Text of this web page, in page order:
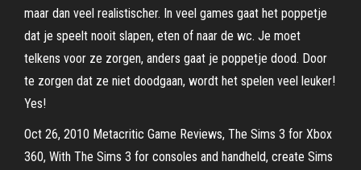
maar dan veel realistischer. In veel games gaat het poppetje
dat je speelt nooit slapen, eten of naar de wc. Je moet
telkens voor ze zorgen, anders gaat je poppetje dood. Door
te zorgen dat ze niet doodgaan, wordt het spelen veel leuker!
Yes!
Oct 26, 2010 Metacritic Game Reviews, The Sims 3 for Xbox
360, With The Sims 3 for consoles and handheld, create Sims